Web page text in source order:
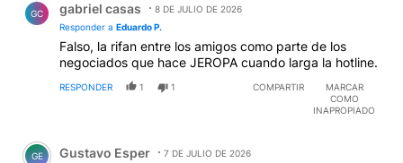
GC gabriel casas
8 DE JULIO DE 2026
Responder a Eduardo P.
Falso, la rifan entre los amigos como parte de los
negociados que hace JEROPA cuando larga la hotline.
RESPONDER 1 1 COMPARTIR
MARCAR
COMO
INAPROPIADO
Comentario de Gustavo Esper.
GE Gustavo Esper 7 DE JULIO DE 2026